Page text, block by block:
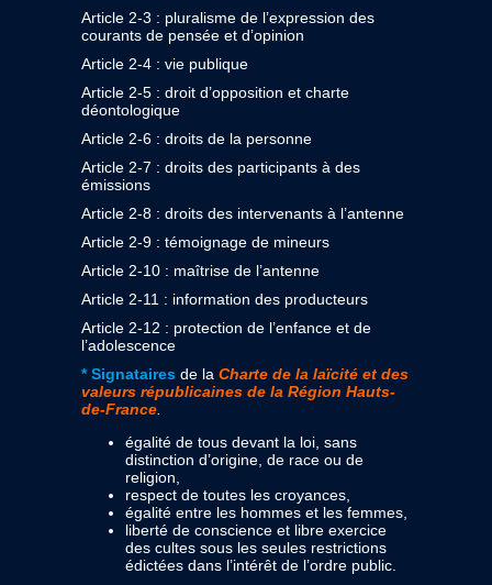
Article 2-3 : pluralisme de l’expression des
courants de pensée et d’opinion
Article 2-4 : vie publique
Article 2-5 : droit d’opposition et charte
déontologique
Article 2-6 : droits de la personne
Article 2-7 : droits des participants à des
émissions
Article 2-8 : droits des intervenants à l’antenne
Article 2-9 : témoignage de mineurs
Article 2-10 : maîtrise de l’antenne
Article 2-11 : information des producteurs
Article 2-12 : protection de l’enfance et de
l’adolescence
* Signataires de la Charte de la laïcité et des
valeurs républicaines de la Région Hauts-
de-France.
égalité de tous devant la loi, sans
distinction d’origine, de race ou de
religion,
respect de toutes les croyances,
égalité entre les hommes et les femmes,
liberté de conscience et libre exercice
des cultes sous les seules restrictions
édictées dans l’intérêt de l’ordre public.